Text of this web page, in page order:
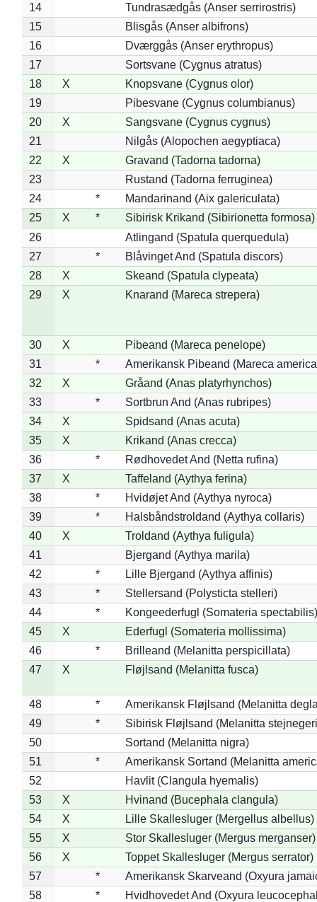
14
Tundrasædgås (Anser serrirostris)
15
Blisgås (Anser albifrons)
16
Dværggås (Anser erythropus)
17
Sortsvane (Cygnus atratus)
18
X
Knopsvane (Cygnus olor)
19
Pibesvane (Cygnus columbianus)
20
X
Sangsvane (Cygnus cygnus)
21
Nilgås (Alopochen aegyptiaca)
22
X
Gravand (Tadorna tadorna)
23
Rustand (Tadorna ferruginea)
24
*
Mandarinand (Aix galericulata)
25
X *
Sibirisk Krikand (Sibirionetta formosa)
26
Atlingand (Spatula querquedula)
27
*
Blåvinget And (Spatula discors)
28
X
Skeand (Spatula clypeata)
29
X Knarand (Mareca strepera)
30 X
Pibeand (Mareca penelope)
31
*
Amerikansk Pibeand (Mareca
32
X
Gråand (Anas platyrhynchos)
33
*
Sortbrun And (Anas rubripes)
34
X
Spidsand (Anas acuta)
35
X
Krikand (Anas crecca)
36
*
Rødhovedet And (Netta rufina)
37
X
Taffeland (Aythya ferina)
38
*
Hvidøjet And (Aythya nyroca)
39
*
Halsbåndstroldand (Aythya collaris)
40
X
Troldand (Aythya fuligula)
41
Bjergand (Aythya marila)
42
*
Lille Bjergand (Aythya affinis)
43
*
Stellersand (Polysticta stelleri)
44
*
Kongeederfugl (Somateria spectabilis)
45
X
Ederfugl (Somateria mollissima)
46
*
Brilleand (Melanitta perspicillata)
47
X Fløjlsand (Melanitta fusca)
48 *
Amerikansk Fløjlsand (Melanitta
49
*
Sibirisk Fløjlsand (Melanitta
50
Sortand (Melanitta nigra)
51
*
Amerikansk Sortand (Melanitta
52
Havlit (Clangula hyemalis)
53
X
Hvinand (Bucephala clangula)
54
X
Lille Skallesluger (Mergellus albellus)
55
X
Stor Skallesluger (Mergus merganser)
56
X
Toppet Skallesluger (Mergus serrator)
57
*
Amerikansk Skarveand (Oxyura
58
*
Hvidhovedet And (Oxyura